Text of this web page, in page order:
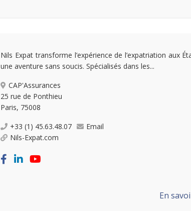
Nils Expat transforme l’expérience de l’expatriation aux
une aventure sans soucis. Spécialisés dans les...
CAP'Assurances
25 rue de Ponthieu
Paris, 75008
+33 (1) 45.63.48.07
Email
Nils-Expat.com
En